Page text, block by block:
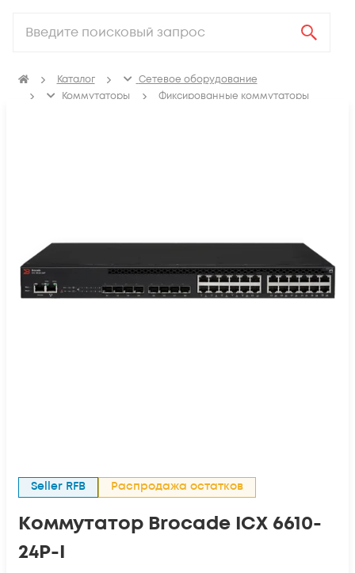
Каталог
Сетевое оборудование
Коммутаторы
Фиксированные коммутаторы
Seller RFB Распродажа остатков
Коммутатор Brocade ICX 6610-
24P-I